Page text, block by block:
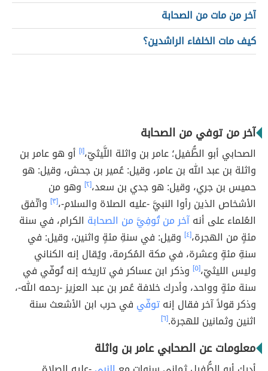
آخر من مات من الصحابة
كيف مات الخلفاء الراشدين؟
آخر من توفي من الصحابة
الصحابي أبو الطُّفيل؛ عامر بن واثلة اللَّيثيّ،[١] أو هو عامر بن
واثلة بن عبد الله بن عامر، وقيل: عُمير بن جحش، وقيل: هو
حميس بن جري، وقيل: هو جدي بن سعد،[٢]
وهو من
الأشخاص الذين رأوا النبيَّ -عليه الصلاة والسلام-،[٣]
واتّفق
العُلماء على أنهآخر من تُوفِيَّ من الصحابة الكرام، في سنة
مئةٍ من الهجرة،[٤]
وقيل: في سنةِ مئةٍ واثنين، وقيل: في
سنةِ مئةٍ وعشرة، في مكة المُكرمة، ويُقال إنه الكناني
وليس الليثيّ،[٥]
وذكر ابن عساكر في تاريخه إنه تُوفّي في
سنة مئةٍ وواحد، وأدرك خلافة عُمر بن عبد العزيز -رحمه الله-،
وذكر قولاً آخر فقال إنهتوفّي في حرب ابن الأشعث سنة
اثنين وثمانين للهجرة.[٦]
معلومات عن الصحابي عامر بن واثلة